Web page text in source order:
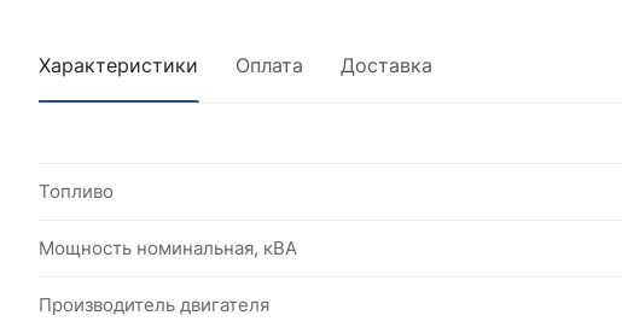
Характеристики Оплата Доставка
Топливо
Мощность номинальная, кВА
Производитель двигателя